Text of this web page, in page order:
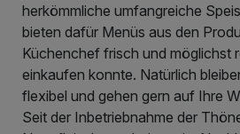
herkömmliche umfangreiche
bieten dafür Menüs aus den
Küchenchef frisch und möglichst
einkaufen konnte. Natürlich
flexibel und gehen gern auf Ihre
Seit der Inbetriebnahme der